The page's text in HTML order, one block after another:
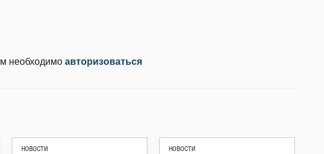
необходимо авторизоваться
НОВОСТИ НОВОСТИ